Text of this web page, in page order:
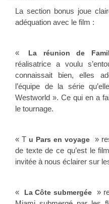
La section bonus joue
adéquation avec le film :
« La réunion de
réalisatrice a voulu
connaissait bien, elles
l’équipe de la série
Westworld ». Ce qui en a
le tournage.
« T u Pars en voyage
»
de texte de ce qu’est le
invitée à nous éclairer sur
« La Côte submergée
»